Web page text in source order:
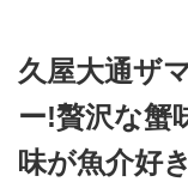
久屋大通ザ
ー!贅沢な蟹
味が魚介好